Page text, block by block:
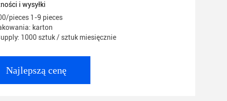
i wysyłki
pieces 1-9 pieces
karton
1000 sztuk / sztuk miesięcznie
Najlepszą cenę